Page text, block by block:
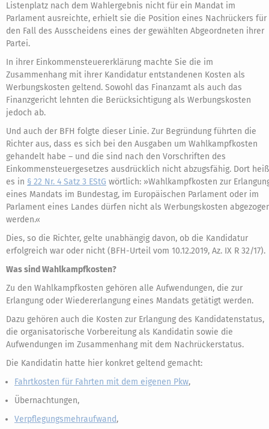
Listenplatz nach dem Wahlergebnis nicht für ein Mandat im
Parlament ausreichte, erhielt sie die Position eines Nachrückers für
den Fall des Ausscheidens eines der gewählten Abgeordneten ihrer
Partei.
In ihrer Einkommensteuererklärung machte Sie die im
Zusammenhang mit ihrer Kandidatur entstandenen Kosten als
Werbungskosten geltend. Sowohl das Finanzamt als auch das
Finanzgericht lehnten die Berücksichtigung als Werbungskosten
jedoch ab.
Und auch der BFH folgte dieser Linie. Zur Begründung führten die
Richter aus, dass es sich bei den Ausgaben um Wahlkampfkosten
gehandelt habe – und die sind nach den Vorschriften des
Einkommensteuergesetzes ausdrücklich nicht abzugsfähig. Dort
es in § 22 Nr. 4 Satz 3 EStG wörtlich: »Wahlkampfkosten zur
eines Mandats im Bundestag, im Europäischen Parlament oder im
Parlament eines Landes dürfen nicht als Werbungskosten
werden.«
Dies, so die Richter, gelte unabhängig davon, ob die Kandidatur
erfolgreich war oder nicht (BFH-Urteil vom 10.12.2019, Az. IX R 32/17).
Was sind Wahlkampfkosten?
Zu den Wahlkampfkosten gehören alle Aufwendungen, die zur
Erlangung oder Wiedererlangung eines Mandats getätigt werden.
Dazu gehören auch die Kosten zur Erlangung des Kandidatenstatus,
die organisatorische Vorbereitung als Kandidatin sowie die
Aufwendungen im Zusammenhang mit dem Nachrückerstatus.
Die Kandidatin hatte hier konkret geltend gemacht:
Fahrtkosten für Fahrten mit dem eigenen Pkw,
Übernachtungen,
Verpflegungsmehraufwand,